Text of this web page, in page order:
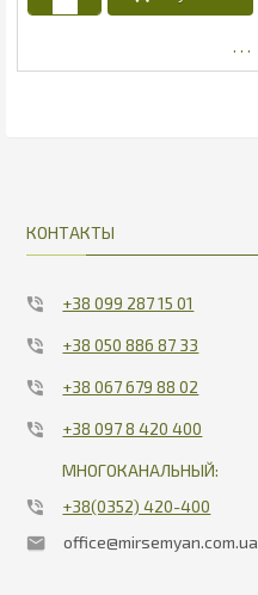
КОНТАКТЫ
+38 099 287 15 01
+38 050 886 87 33
+38 067 679 88 02
+38 097 8 420 400
МНОГОКАНАЛЬНЫЙ:
+38(0352) 420-400
office@mirsemyan.com.ua